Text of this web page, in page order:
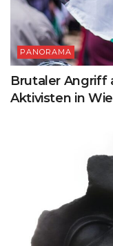
PANORAMA
Brutaler Angriff
Aktivisten in